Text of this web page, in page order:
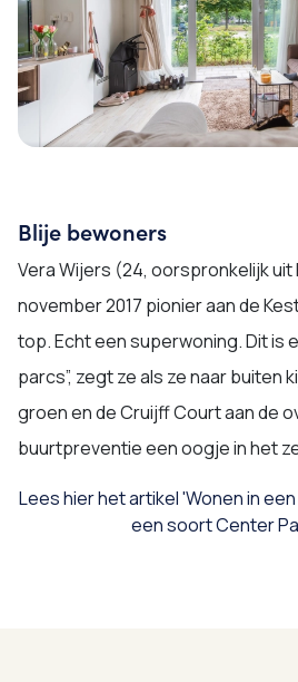
Blije bewoners
Vera Wijers (24, oorspronkelijk
november 2017 pionier aan de
top. Echt een superwoning. Dit is
parcs”, zegt ze als ze naar buiten
groen en de Cruijff Court aan de
buurtpreventie een oogje in het
Lees hier het artikel 'Wonen in
een soort Center